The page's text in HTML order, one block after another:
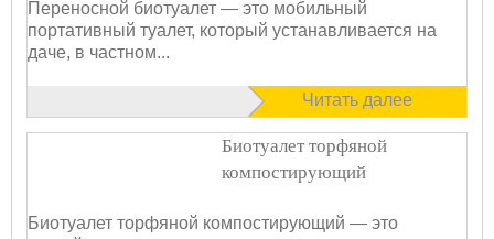
Переносной биотуалет — это мобильный
портативный туалет, который устанавливается на
даче, в частном...
Читать далее
Биотуалет торфяной
компостирующий
Биотуалет торфяной компостирующий — это